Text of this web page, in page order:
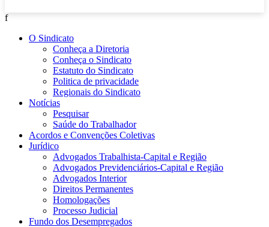
f
O Sindicato
Conheça a Diretoria
Conheça o Sindicato
Estatuto do Sindicato
Politica de privacidade
Regionais do Sindicato
Notícias
Pesquisar
Saúde do Trabalhador
Acordos e Convenções Coletivas
Jurídico
Advogados Trabalhista-Capital e Região
Advogados Previdenciários-Capital e Região
Advogados Interior
Direitos Permanentes
Homologações
Processo Judicial
Fundo dos Desempregados